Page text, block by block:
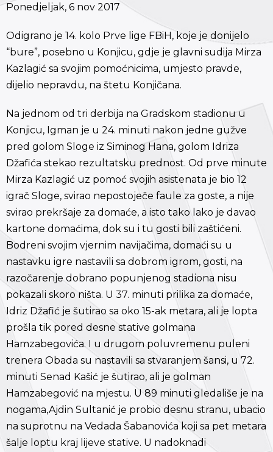
Ponedjeljak, 6 nov 2017
Odigrano je 14. kolo Prve lige FBiH, koje je donijelo
“bure”, posebno u Konjicu, gdje je glavni sudija Mirza
Kazlagić sa svojim pomoćnicima, umjesto pravde,
dijelio nepravdu, na štetu Konjičana.
Na jednom od tri derbija na Gradskom stadionu u
Konjicu, Igman je u 24. minuti nakon jedne gužve
pred golom Sloge iz Siminog Hana, golom Idriza
Džafića stekao rezultatsku prednost. Od prve minute
Mirza Kazlagić uz pomoć svojih asistenata je bio 12
igrač Sloge, svirao nepostoječe faule za goste, a nije
svirao prekršaje za domaće, a isto tako lako je davao
kartone domaćima, dok su i tu gosti bili zaštićeni.
Bodreni svojim vjernim navijačima, domaći su u
nastavku igre nastavili sa dobrom igrom, gosti, na
razočarenje dobrano popunjenog stadiona nisu
pokazali skoro ništa. U 37. minuti prilika za domaće,
Idriz Džafić je šutirao sa oko 15-ak metara, ali je lopta
prošla tik pored desne stative golmana
Hamzabegovića. I u drugom poluvremenu puleni
trenera Obada su nastavili sa stvaranjem šansi, u 72.
minuti Senad Kašić je šutirao, ali je golman
Hamzabegović na mjestu. U 89 minuti gledališe je na
nogama,Ajdin Sultanić je probio desnu stranu, ubacio
na suprotnu na Vedada Šabanovića koji sa pet metara
šalje loptu kraj lijeve stative. U nadoknadi